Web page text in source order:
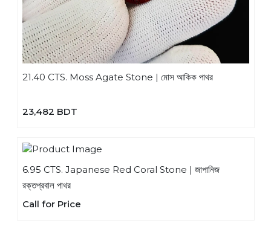
21.40 CTS. Moss Agate Stone | মোস আকিক পাথর
23,482 BDT
6.95 CTS. Japanese Red Coral Stone | জাপানিজ
রক্তপ্রবাল পাথর
Call for Price